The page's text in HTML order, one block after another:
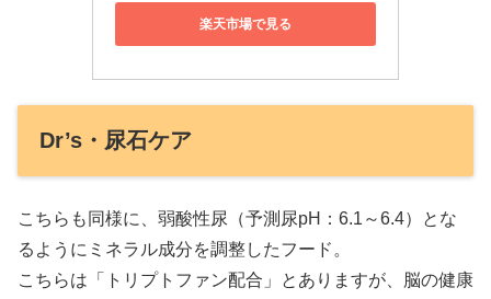
楽天市場で見る
Dr’s・尿石ケア
こちらも同様に、弱酸性尿（予測尿pH：6.1～6.4）とな
るようにミネラル成分を調整したフード。
こちらは「トリプトファン配合」とありますが、脳の健康